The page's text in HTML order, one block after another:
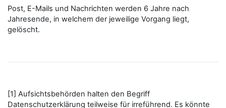
Post, E-Mails und Nachrichten werden 6 Jahre nach
Jahresende, in welchem der jeweilige Vorgang liegt,
gelöscht.
[1] Aufsichtsbehörden halten den Begriff
Datenschutzerklärung teilweise für irreführend. Es könnte